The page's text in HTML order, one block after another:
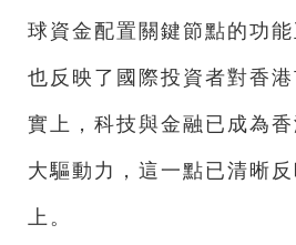
球資金配置關鍵節點的功能
也反映了國際投資者對香
實上，科技與金融已成為
大驅動力，這一點已清晰
上。